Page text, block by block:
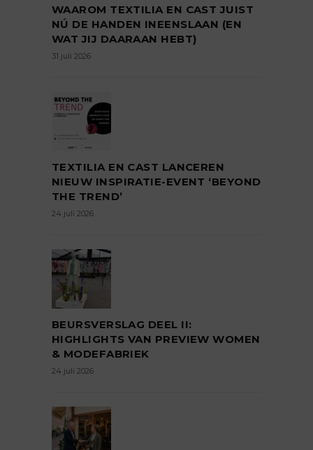
WAAROM TEXTILIA EN CAST JUIST
NÚ DE HANDEN INEENSLAAN (EN
WAT JIJ DAARAAN HEBT)
31 juli 2026
TEXTILIA EN CAST LANCEREN
NIEUW INSPIRATIE-EVENT ‘BEYOND
THE TREND’
24 juli 2026
BEURSVERSLAG DEEL II:
HIGHLIGHTS VAN PREVIEW WOMEN
& MODEFABRIEK
24 juli 2026